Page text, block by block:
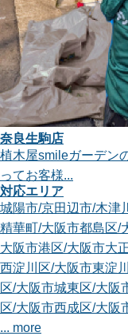
京都市北区/京都市上
山区/京都市下京区/ 京
都市山科区/京都市西
市/京田辺市/南丹市/乙
槻市/茨木市/箕面市/三
... more
京都長岡京店
はじめまして、植木
します。 お...
対応エリア
京都市北区/京都市上
山区/京都市下京区/京
都市山科区/京都市西
市/八幡市/京田辺市/木
綴喜郡井手町/綴喜郡
... more
奈良生駒店
植木屋smileガーデン
ってお客様...
対応エリア
城陽市/京田辺市/木津
精華町 /大阪市都島区/
大阪市港区/大阪市大
西淀川区/大阪市東淀
区/大阪市城東区/大阪
区/大阪市西成区/大阪
... more